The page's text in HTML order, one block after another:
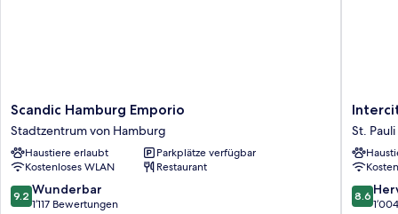
Scandic
Hamburg
Emporio
Stadtzentrum
von
Hamburg
Scandic Hamburg Emporio
Stadtzentrum von Hamburg
Haustiere erlaubt
Parkplätze verfügbar
Kostenloses WLAN
Restaurant
9.2
von
9.2 Wunderbar
1’117 Bewertungen
St.
Pauli
St. Pauli
8.6
von
8.6